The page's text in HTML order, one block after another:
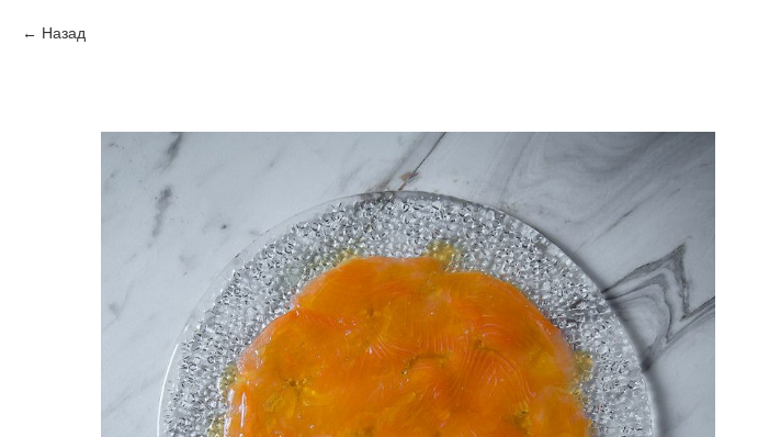
Назад